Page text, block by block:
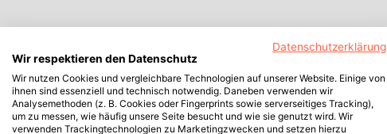
Datenschutzerklärung
Wir respektieren den Datenschutz
Wir nutzen Cookies und vergleichbare Technologien auf unserer Website. Einige von
ihnen sind essenziell und technisch notwendig. Daneben verwenden wir
Analysemethoden (z. B. Cookies oder Fingerprints sowie serverseitiges Tracking),
um zu messen, wie häufig unsere Seite besucht und wie sie genutzt wird. Wir
verwenden Trackingtechnologien zu Marketingzwecken und setzen hierzu